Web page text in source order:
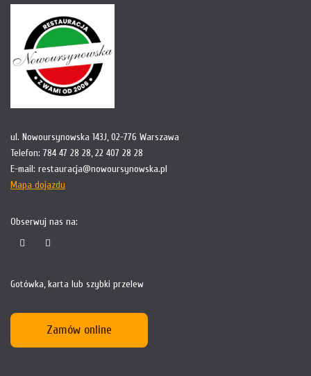
ul. Nowoursynowska 143J, 02-776 Warszawa
Telefon: 784 47 28 28,22 407 28 28
E-mail: restauracja@nowoursynowska.pl
Mapa dojazdu
Obserwuj nas na:
Gotówka, karta lub szybki przelew
Zamów online